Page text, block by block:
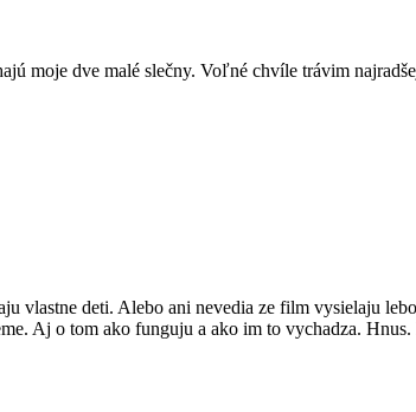
moje dve malé slečny. Voľné chvíle trávim
vlastne deti. Alebo ani nevedia ze film vysielaju
Aj o tom ako funguju a ako im to vychadza.